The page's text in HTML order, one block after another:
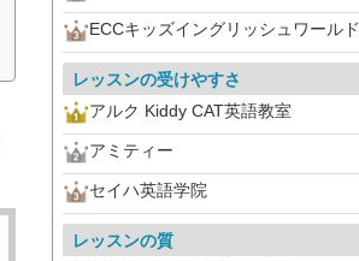
ECCキッズイングリッシュワールド
レッスンの受けやすさ
アルク Kiddy CAT英語教室
アミティー
セイハ英語学院
レッスンの質